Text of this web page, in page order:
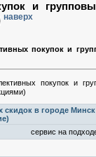
и
наверх
покупок и
покупок и
в городе
сервис на